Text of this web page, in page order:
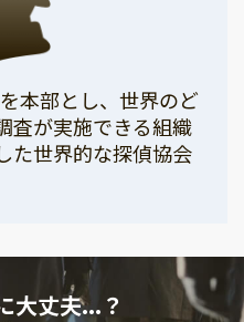
本部とし、世界のど
査が実施できる組織
た世界的な探偵協会
大丈夫...？